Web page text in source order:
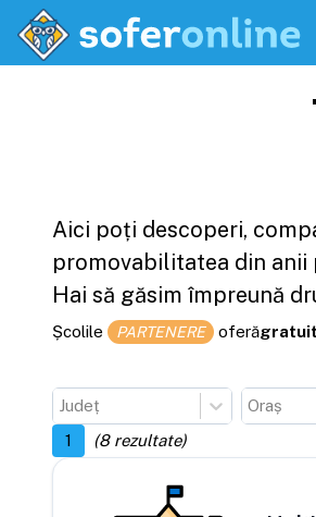
Aici poți descoperi,
promovabilitatea din
Hai să găsim împreună
Școlile PARTENERE oferăgratuit
Județ Oraș
1
(8rezultate)